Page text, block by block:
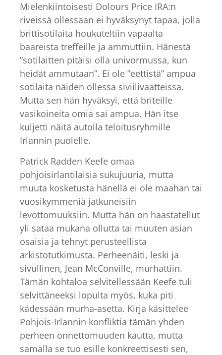
Mielenkiintoisesti Dolours Price IRA:n
riveissä ollessaan ei hyväksynyt tapaa, jolla
brittisotilaita houkuteltiin vapaalta
baareista treffeille ja ammuttiin. Hänestä
”sotilaitten pitäisi olla univormussa, kun
heidät ammutaan”. Ei ole ”eettistä” ampua
sotilaita näiden ollessa siviilivaatteissa.
Mutta sen hän hyväksyi, että briteille
vasikoineita omia sai ampua. Hän itse
kuljetti näitä autolla teloitusryhmille
Irlannin puolelle.
Patrick Radden Keefe omaa
pohjoisirlantilaisia sukujuuria, mutta
muuta kosketusta hänellä ei ole maahan tai
vuosikymmeniä jatkuneisiin
levottomuuksiin. Mutta hän on haastatellut
yli sataa mukana ollutta tai muuten asian
osaisia ja tehnyt perusteellista
arkistotutkimusta. Perheenäiti, leski ja
sivullinen, Jean McConville, murhattiin.
Tämän kohtaloa selvitellessään Keefe tuli
selvittäneeksi lopulta myös, kuka piti
kädessään murha-asetta. Kirja käsittelee
Pohjois-Irlannin konfliktia tämän yhden
perheen onnettomuuden kautta, mutta
samalla se tuo esille konkreettisesti sen,